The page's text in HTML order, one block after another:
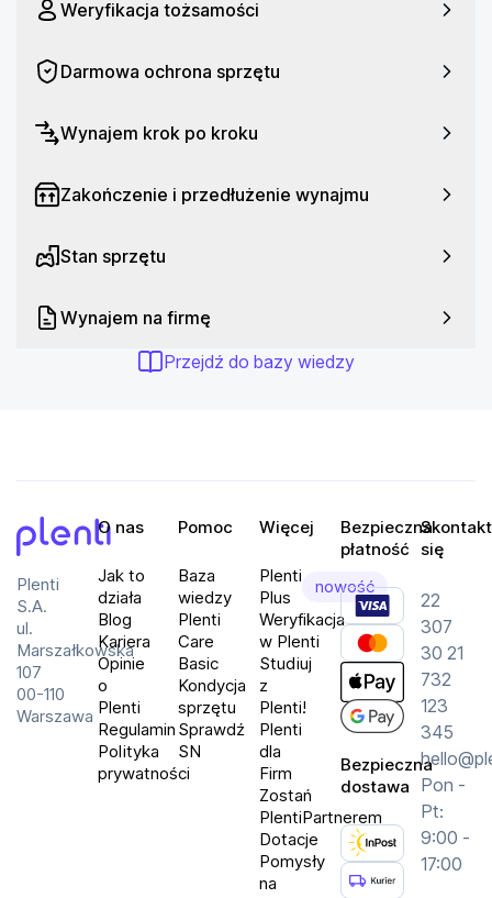
W zestawie:
Silikonowy pasek
Kabel do ładowania
Wybierz Samsung Galaxy Watch Ultra (2025)
smartwatcha niezawodności, funkcjonalności i
Weryfikacja tożsamości
Darmowa ochrona sprzętu
Wynajem krok po kroku
Zakończenie i przedłużenie wynajmu
Stan sprzętu
Wynajem na firmę
Przejdź do bazy wiedzy
Plenti
S.A.
ul.
Marszałkowska
107
00-110
Warszawa
O nas
Jak to
działa
Blog
Kariera
Opinie
o
Plenti
Regulamin
Polityka
prywatności
Pomoc
Baza
wiedzy
Plenti
Care
Basic
Kondycja
sprzętu
Sprawdź
SN
Więcej
Plenti
Plus
nowość
Weryfikacja
w Plenti
Studiuj
z
Plenti!
Plenti
dla
Firm
Zostań
PlentiPartnerem
Dotacje
Pomysły
na
Bezpieczna
płatność
Bezpieczna
dostawa
się
22
307
30 21
732
123
345
Pon -
Pt:
9:00 -
17:00